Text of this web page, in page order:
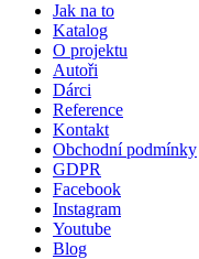
Jak na to
Katalog
O projektu
Autoři
Dárci
Reference
Kontakt
Obchodní podmínky
GDPR
Facebook
Instagram
Youtube
Blog